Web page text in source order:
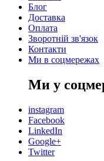
Блог
Доставка
Оплата
Зворотній зв'язок
Контакти
Ми в соцмережах
Ми у
instagram
Facebook
LinkedIn
Google+
Twitter